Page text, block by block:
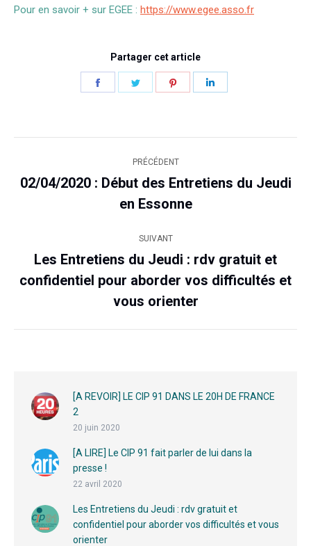
Pour en savoir + sur EGEE : https://www.egee.asso.fr
Partager cet article
Partager Partager
Partager
article
PRÉCÉDENT
Article
précédent
02/04/2020 : Début des Entretiens du Jeudi
en Essonne
SUIVANT
Article
suivant
Les Entretiens du Jeudi : rdv gratuit et
confidentiel pour aborder vos difficultés et
vous orienter
[A REVOIR] LE CIP 91 DANS LE 20H DE FRANCE
2
20 juin 2020
[A LIRE] Le CIP 91 fait parler de lui dans la
presse !
22 avril 2020
Les Entretiens du Jeudi : rdv gratuit et
confidentiel pour aborder vos difficultés et vous
orienter